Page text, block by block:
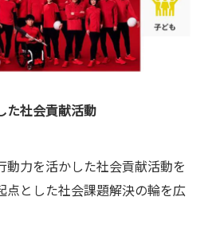
た社会貢献活動
動力を活かした社会貢献活動を
点とした社会課題解決の輪を広